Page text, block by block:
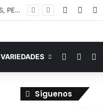
Murió de miedo: venezolano sufre un infarto durante una parada policial en Florida y expone el terror que viven miles de inmigrantes perseguidos por la presión migratoria en EE.UU. Facebook
VARIEDADES Facebook
Síguenos